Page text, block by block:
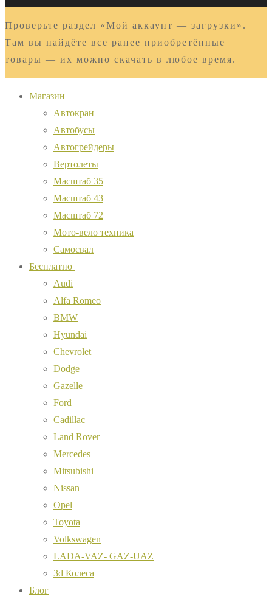
Проверьте раздел «Мой аккаунт — загрузки».
Там вы найдёте все ранее приобретённые
товары — их можно скачать в любое время.
Магазин
Автокран
Автобусы
Автогрейдеры
Вертолеты
Масштаб 35
Масштаб 43
Масштаб 72
Мото-вело техника
Самосвал
Бесплатно
Audi
Alfa Romeo
BMW
Hyundai
Chevrolet
Dodge
Gazelle
Ford
Cadillac
Land Rover
Mercedes
Mitsubishi
Nissan
Opel
Toyota
Volkswagen
LADA-VAZ- GAZ-UAZ
3d Колеса
Блог